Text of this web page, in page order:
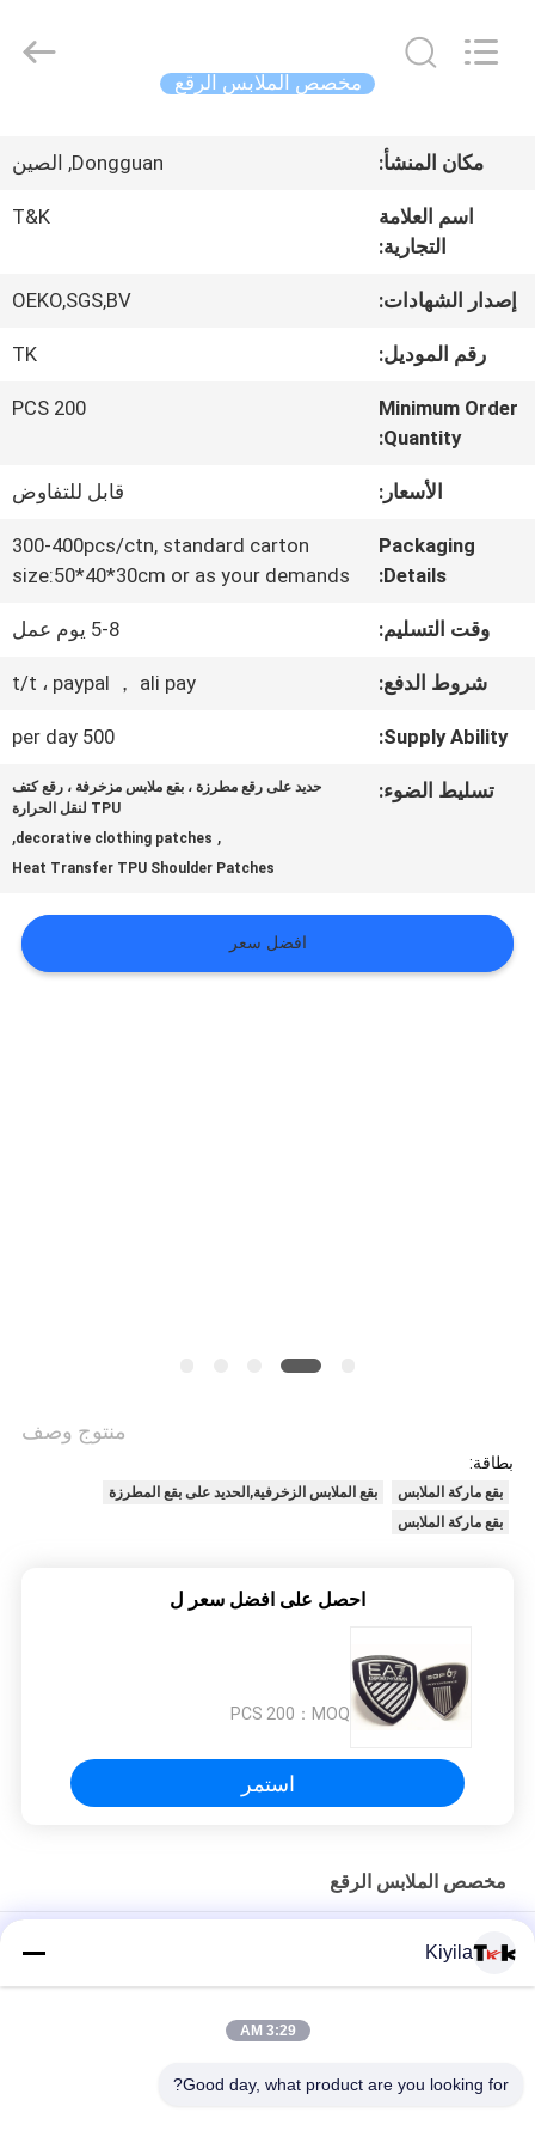
المنتجات
حول
المعمل
ضبط
الجودة
اتصل
أخبار
الخصوصية
Garment
Accessories
مخصص الملابس الرقع
مكان المنشأ: Dongguan, الصين
اسم العلامة
التجارية:
T&K
إصدار الشهادات: OEKO,SGS,BV
رقم الموديل: TK
Minimum Order
Quantity:
200 PCS
الأسعار: قابل للتفاوض
Packaging
Details:
300-400pcs/ctn, standard carton
size:50*40*30cm or as your demands
وقت التسليم: 5-8 يوم عمل
شروط الدفع: t/t ، paypal ， ali pay
Supply Ability:
500 per day
تسليط الضوء:
حديد على رقع مطرزة ، بقع ملابس مزخرفة ، رقع كتف
TPU لنقل الحرارة
,
decorative clothing patches
,
Heat Transfer TPU Shoulder Patches
افضل سعر
منتوج وصف
بطاقة:
بقع ماركة الملابس
بقع الملابس الزخرفية,الحديد على بقع المطرزة
بقع ماركة الملابس
احصل على افضل سعر ل
MOQ：
200 PCS
استمر
مخصص الملابس الرقع
الحجر الرخمي شعار المكواة على للقمصان قبعات DIY كريستال
ملصق سليكوني ملصق قابل للغسيل ملصقات فرشاة أسنان سليكونية
السيليكونية لتحويل الحرارة
Kiyila
3:29 AM
Good day, what product are you looking for?